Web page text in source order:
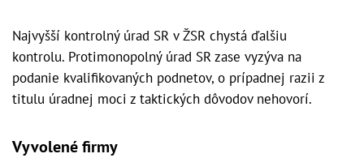
Najvyšší kontrolný úrad SR v ŽSR chystá ďalšiu
kontrolu. Protimonopolný úrad SR zase vyzýva na
podanie kvalifikovaných podnetov, o prípadnej razii z
titulu úradnej moci z taktických dôvodov nehovorí.
Vyvolené firmy